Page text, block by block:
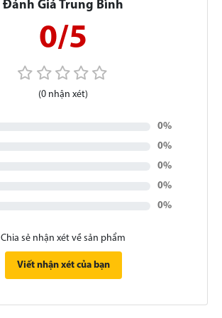
Đánh Giá Trung Bình
0/5
(0 nhận xét)
0%
0%
0%
0%
0%
Chia sẻ nhận xét về sản phẩm
Viết nhận xét của bạn